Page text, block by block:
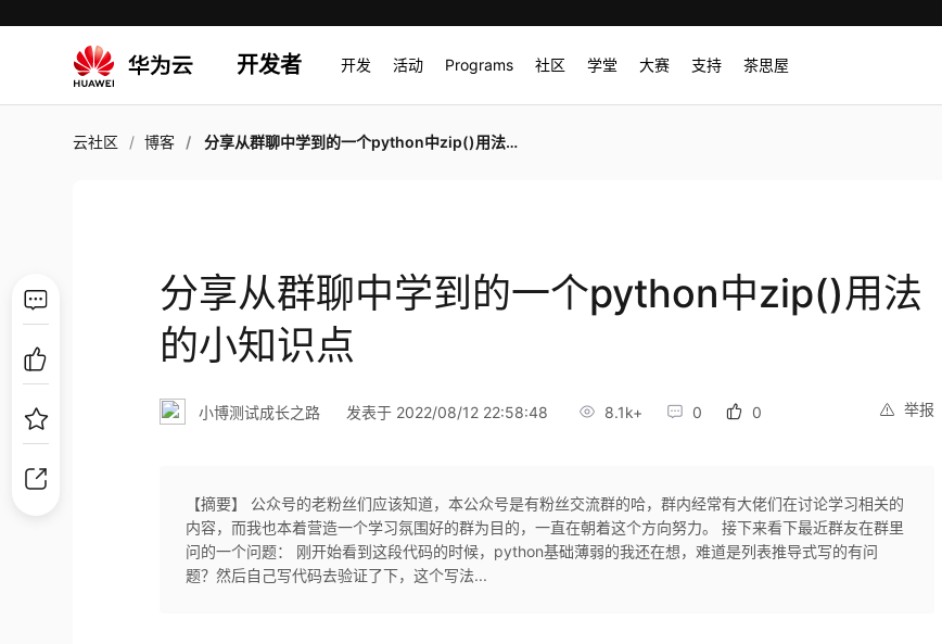
开发者 开发 活动 Programs 社区 学堂 大赛 支持 茶思屋
云社区 博客 分享从群聊中学到的一个python中zip()用法的小知识点
分享从群聊中学到的一个python中zip()用法
的小知识点
举报
小博测试成长之路 发表于 2022/08/12 22:58:48 8.1k+ 0 0
【摘要】 公众号的老粉丝们应该知道，本公众号是有粉丝交流群的哈，群内经常有大佬们在讨论学习相关的
内容，而我也本着营造一个学习氛围好的群为目的，一直在朝着这个方向努力。 接下来看下最近群友在群里
问的一个问题： 刚开始看到这段代码的时候，python基础薄弱的我还在想，难道是列表推导式写的有问
题？然后自己写代码去验证了下，这个写法...